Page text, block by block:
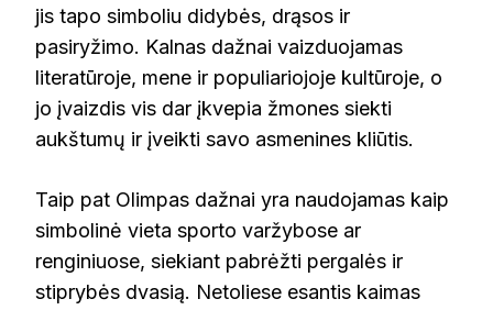
jis tapo simboliu didybės, drąsos ir
pasiryžimo. Kalnas dažnai vaizduojamas
literatūroje, mene ir populiariojoje kultūroje, o
jo įvaizdis vis dar įkvepia žmones siekti
aukštumų ir įveikti savo asmenines kliūtis.
Taip pat Olimpas dažnai yra naudojamas kaip
simbolinė vieta sporto varžybose ar
renginiuose, siekiant pabrėžti pergalės ir
stiprybės dvasią. Netoliese esantis kaimas